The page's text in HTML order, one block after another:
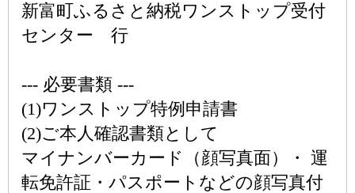
新富町ふるさと納税ワンストップ受付
センター 行
--- 必要書類 ---
(1)ワンストップ特例申請書
(2)ご本人確認書類として
マイナンバーカード（顔写真面）・ 運
転免許証・パスポートなどの顔写真付